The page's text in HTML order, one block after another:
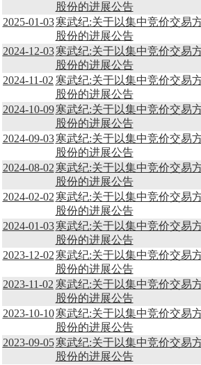
股份的进展公告
2025-01-03 寒武纪:关于以集中竞价交易
股份的进展公告
2024-12-03 寒武纪:关于以集中竞价交易
股份的进展公告
2024-11-02 寒武纪:关于以集中竞价交易
股份的进展公告
2024-10-09 寒武纪:关于以集中竞价交易
股份的进展公告
2024-09-03 寒武纪:关于以集中竞价交易
股份的进展公告
2024-08-02 寒武纪:关于以集中竞价交易
股份的进展公告
2024-02-02 寒武纪:关于以集中竞价交易
股份的进展公告
2024-01-03 寒武纪:关于以集中竞价交易
股份的进展公告
2023-12-02 寒武纪:关于以集中竞价交易
股份的进展公告
2023-11-02 寒武纪:关于以集中竞价交易
股份的进展公告
2023-10-10 寒武纪:关于以集中竞价交易
股份的进展公告
2023-09-05 寒武纪:关于以集中竞价交易
股份的进展公告